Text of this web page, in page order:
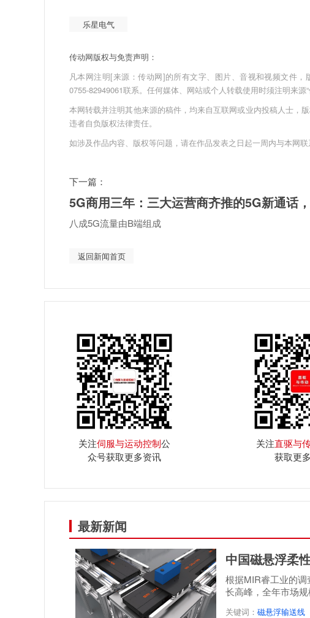
乐星电气
传动网版权与免责声明：
凡本网注明[来源：传动网]的所有文字、图片、音视和视频文件
0755-82949061联系。任何媒体、网站或个人转载使用时须注明来源
本网转载并注明其他来源的稿件，均来自互联网或业内投稿人士，
违者自负版权法律责任。
如涉及作品内容、版权等问题，请在作品发表之日起一周内与本网联
下一篇：
5G商用三年：三大运营商齐推的5G新通话
八成5G流量由B端组成
返回新闻首页
关注伺服与运动控制公
众号获取更多资讯
关注直驱与
获取更
最新新闻
中国磁悬浮柔
根据MIR睿工业的
长高峰，全年市场
关键词： 磁悬浮输送线